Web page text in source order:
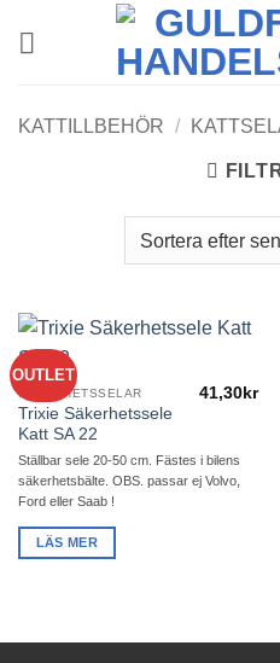
KATTILLBEHÖR /
OUTLET
SÄKERHETSSELAR
Trixie Säkerhetssele
Katt SA 22
41,30kr
Ställbar sele 20-50 cm. Fästes i bilens
säkerhetsbälte. OBS. passar ej Volvo,
Ford eller Saab !
LÄS MER